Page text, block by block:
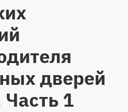
дверей
1